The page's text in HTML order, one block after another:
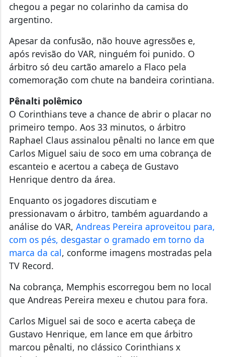
chegou a pegar no colarinho da camisa do
argentino.
Apesar da confusão, não houve agressões e,
após revisão do VAR, ninguém foi punido. O
árbitro só deu cartão amarelo a Flaco pela
comemoração com chute na bandeira corintiana.
Pênalti polêmico
O Corinthians teve a chance de abrir o placar no
primeiro tempo. Aos 33 minutos, o árbitro
Raphael Claus assinalou pênalti no lance em que
Carlos Miguel saiu de soco em uma cobrança de
escanteio e acertou a cabeça de Gustavo
Henrique dentro da área.
Enquanto os jogadores discutiam e
pressionavam o árbitro, também aguardando a
análise do VAR, Andreas Pereira aproveitou para,
com os pés, desgastar o gramado em torno da
marca da cal, conforme imagens mostradas pela
TV Record.
Na cobrança, Memphis escorregou bem no local
que Andreas Pereira mexeu e chutou para fora.
Carlos Miguel sai de soco e acerta cabeça de
Gustavo Henrique, em lance em que árbitro
marcou pênalti, no clássico Corinthians x